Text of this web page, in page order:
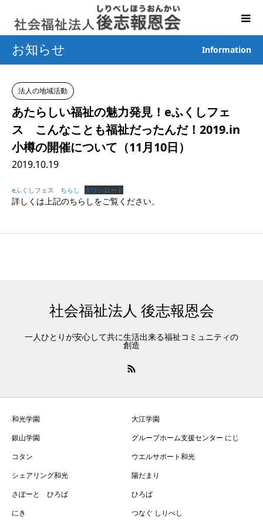
お知らせ Information
法人の地域活動
あたらしい福祉の魅力発見！eふくしフェ
ス こんなことも福祉だったんだ！2019.in
小樽の開催について（11月10日）
2019.10.19
eふくしフェス ちらし ダウンロード
詳しくは上記のちらしをご覧ください。
社会福祉法人 後志報恩会
一人ひとりが安心して共に生活出来る福祉コミュニティの
創造
和光学園
大江学園
銀山学園
グループホーム支援センター にじ
コタン
ウエルサポート和光
シェアリング和光
陽だまり
さぽーと ひろば
ひろば
にき
つなぐ しりべし